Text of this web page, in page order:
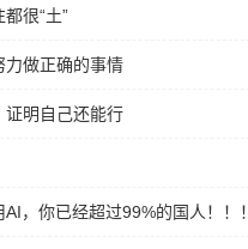
很“土”
力做正确的事情
证明自己还能行
，你已经超过99%的国人！！！